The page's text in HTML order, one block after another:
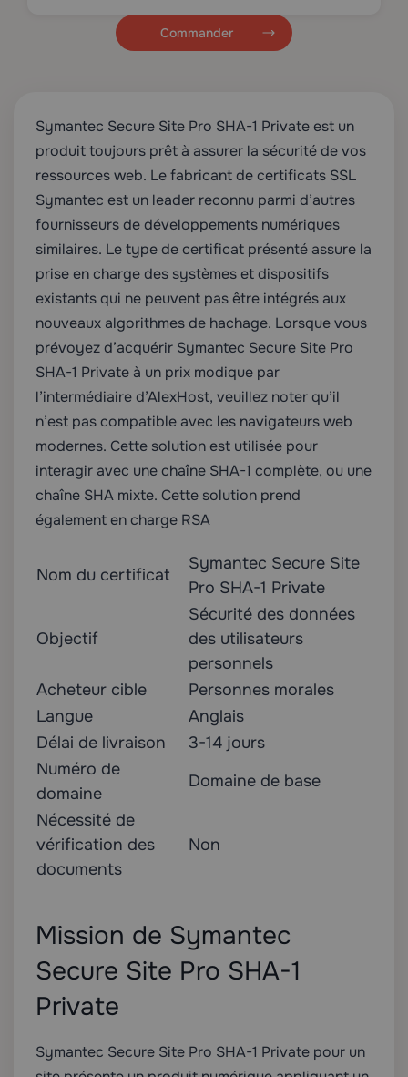
Commander
Symantec Secure Site Pro SHA-1 Private est un
produit toujours prêt à assurer la sécurité de vos
ressources web. Le fabricant de certificats SSL
Symantec est un leader reconnu parmi d’autres
fournisseurs de développements numériques
similaires. Le type de certificat présenté assure la
prise en charge des systèmes et dispositifs
existants qui ne peuvent pas être intégrés aux
nouveaux algorithmes de hachage. Lorsque vous
prévoyez d’acquérir Symantec Secure Site Pro
SHA-1 Private à un prix modique par
l’intermédiaire d’AlexHost, veuillez noter qu’il
n’est pas compatible avec les navigateurs web
modernes. Cette solution est utilisée pour
interagir avec une chaîne SHA-1 complète, ou une
chaîne SHA mixte. Cette solution prend
également en charge RSA
Nom du certificat
Symantec Secure Site
Pro SHA-1 Private
Objectif
Sécurité des données
des utilisateurs
personnels
Acheteur cible
Personnes morales
Langue
Anglais
Délai de livraison
3-14 jours
Numéro de
domaine
Domaine de base
Nécessité de
vérification des
documents
Non
Mission de Symantec
Secure Site Pro SHA-1
Private
Symantec Secure Site Pro SHA-1 Private pour un